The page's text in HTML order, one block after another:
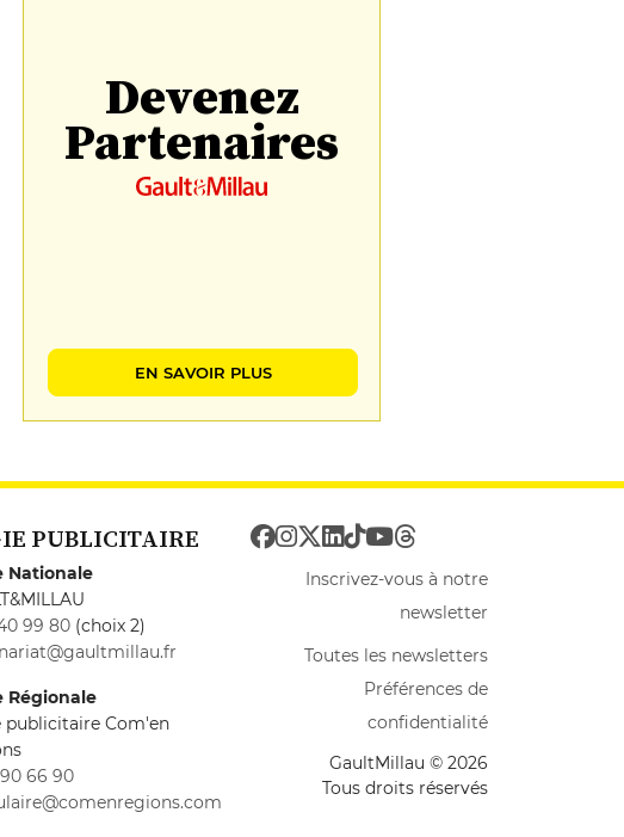
Devenez
Partenaires
EN SAVOIR PLUS
PUBLICITAIRE
Nationale
99 80 (choix 2)
Régionale
publicitaire Com'en
66 90
Inscrivez-vous à notre
newsletter
Toutes les newsletters
Préférences de
confidentialité
GaultMillau © 2026
Tous droits réservés